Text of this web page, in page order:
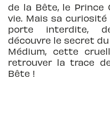
de la Bête, le Prince
vie. Mais sa
porte interdite,
découvre le secret
Médium, cette
retrouver la trace
Bête !